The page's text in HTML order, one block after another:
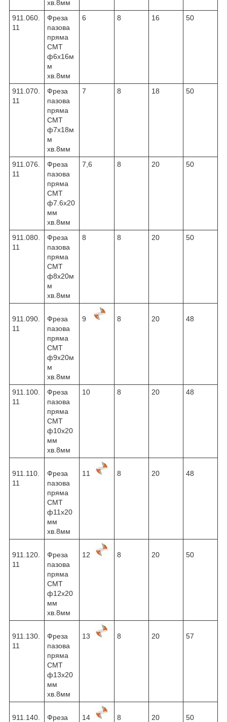
хв.8мм
911.060.
11
Фреза
пазова
пряма
CMT
ф6х16м
м
хв.8мм
6 8 16 50
911.070.
11
Фреза
пазова
пряма
CMT
ф7х18м
м
хв.8мм
7 8 18 50
911.076.
11
Фреза
пазова
пряма
CMT
ф7.6х20
мм
хв.8мм
7,6 8 20 50
911.080.
11
Фреза
пазова
пряма
CMT
ф8х20м
м
хв.8мм
8 8 20 50
911.090.
11
Фреза
пазова
пряма
CMT
ф9х20м
м
хв.8мм
9 8 20 48
911.100.
11
Фреза
пазова
пряма
CMT
ф10х20
мм
хв.8мм
10 8 20 48
911.110.
11
Фреза
пазова
пряма
CMT
ф11х20
мм
хв.8мм
11 8 20 48
911.120.
11
Фреза
пазова
пряма
CMT
ф12х20
мм
хв.8мм
12 8 20 50
911.130.
11
Фреза
пазова
пряма
CMT
ф13х20
мм
хв.8мм
13 8 20 57
911.140.
Фреза
14 8 20 50